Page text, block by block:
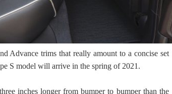
Advance trims that really amount to a concise set
S model will arrive in the spring of 2021.
inches longer from bumper to bumper than the